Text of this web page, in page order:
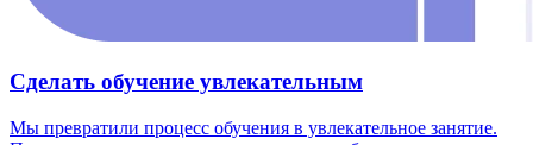
Сделать обучение увлекательным
Мы превратили процесс обучения в увлекательное занятие.